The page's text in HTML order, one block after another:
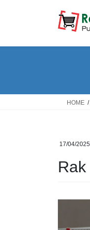
HOME
17/04/2025